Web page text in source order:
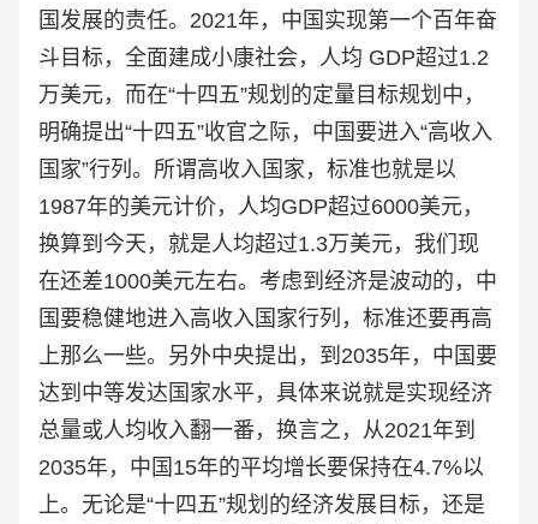
国发展的责任。 2021年，中国实现第一个百年奋
斗目标，全面建成小康社会，人均 GDP超过1.2
万美元，而在“十四五”规划的定量目标规划中，
明确提出“十四五”收官之际，中国 要进入“高收入
国家”行列。所谓高收入国家，标准也就是以
1987年的美元计价，人均GDP超过6000美元，
换算到今天，就是人均超过1.3万美元，我们现
在还差1000美元左右。考虑到经济是波动的，中
国要稳健地进入高收入国家行列，标准还要再高
上那么一些。 另外中央提出，到2035年，中国要
达到中等发达国家水平，具体来说就是实现经济
总量或人均收入翻一番，换言之，从2021年到
2035年，中国15年的平均增长要保持在4.7%以
上。无论是“十四五”规划的经济发展目标，还是